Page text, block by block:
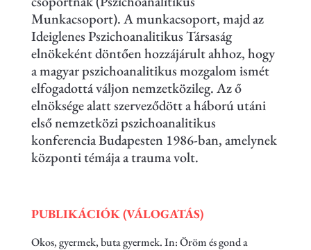
Munkacsoport). A munkacsoport, majd az
Ideiglenes Pszichoanalitikus Társaság
elnökeként döntően hozzájárult ahhoz, hogy
a magyar pszichoanalitikus mozgalom ismét
elfogadottá váljon nemzetközileg. Az ő
elnöksége alatt szerveződött a háború utáni
első nemzetközi pszichoanalitikus
konferencia Budapesten 1986-ban, amelynek
központi témája a trauma volt.
PUBLIKÁCIÓK (VÁLOGATÁS)
Okos, gyermek, buta gyermek. In: Öröm és gond a